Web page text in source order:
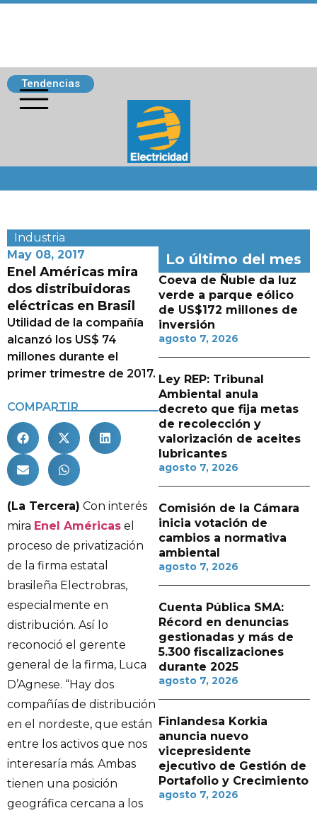
Tendencias
Industria
May 08, 2017
Enel Américas mira
dos distribuidoras
eléctricas en Brasil
Utilidad de la compañía
alcanzó los US$ 74
millones durante el
primer trimestre de 2017.
COMPARTIR
(La Tercera) Con interés
mira Enel Américas el
proceso de privatización
de la firma estatal
brasileña Electrobras,
especialmente en
distribución. Así lo
reconoció el gerente
general de la firma, Luca
D’Agnese. “Hay dos
compañías de distribución
en el nordeste, que están
entre los activos que nos
interesaría más. Ambas
tienen una posición
geográfica cercana a los
Lo último del mes
Coeva de Ñuble da luz
verde a parque eólico
de US$172 millones de
inversión
agosto 7, 2026
Ley REP: Tribunal
Ambiental anula
decreto que fija metas
de recolección y
valorización de aceites
lubricantes
agosto 7, 2026
Comisión de la Cámara
inicia votación de
cambios a normativa
ambiental
agosto 7, 2026
Cuenta Pública SMA:
Récord en denuncias
gestionadas y más de
5.300 fiscalizaciones
durante 2025
agosto 7, 2026
Finlandesa Korkia
anuncia nuevo
vicepresidente
ejecutivo de Gestión de
Portafolio y Crecimiento
agosto 7, 2026